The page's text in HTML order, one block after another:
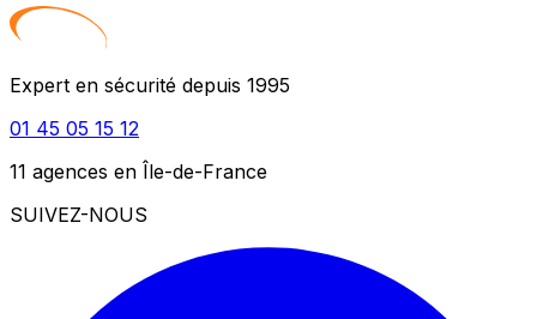
Expert en sécurité depuis 1995
01 45 05 15 12
11 agences en Île-de-France
SUIVEZ-NOUS